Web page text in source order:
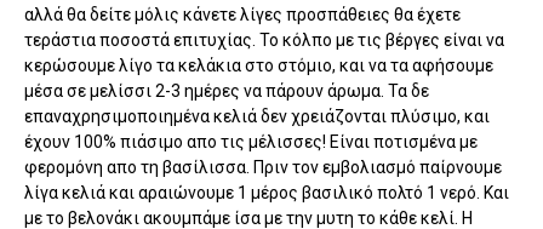
αλλά θα δείτε μόλις κάνετε λίγες προσπάθειες θα έχετε
τεράστια ποσοστά επιτυχίας. Το κόλπο με τις βέργες είναι να
κερώσουμε λίγο τα κελάκια στο στόμιο, και να τα αφήσουμε
μέσα σε μελίσσι 2-3 ημέρες να πάρουν άρωμα. Τα δε
επαναχρησιμοποιημένα κελιά δεν χρειάζονται πλύσιμο, και
έχουν 100% πιάσιμο απο τις μέλισσες! Είναι ποτισμένα με
φερομόνη απο τη βασίλισσα. Πριν τον εμβολιασμό παίρνουμε
λίγα κελιά και αραιώνουμε 1 μέρος βασιλικό πολτό 1 νερό. Και
με το βελονάκι ακουμπάμε ίσα με την μυτη το κάθε κελί. Η